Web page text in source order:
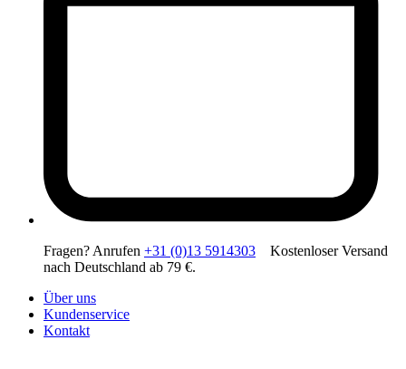
Fragen? Anrufen +31 (0)13 5914303 Kostenloser Versand
nach Deutschland ab 79 €.
Über uns
Kundenservice
Kontakt